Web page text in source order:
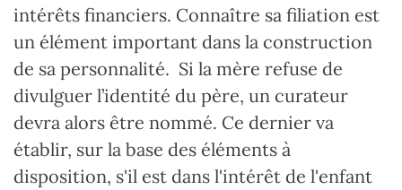
intérêts financiers. Connaître sa filiation est
un élément important dans la construction
de sa personnalité. Si la mère refuse de
divulguer l’identité du père, un curateur
devra alors être nommé. Ce dernier va
établir, sur la base des éléments à
disposition, s'il est dans l'intérêt de l'enfant